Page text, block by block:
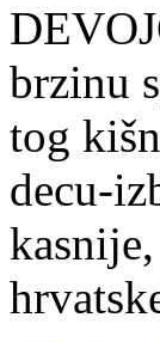
brzinu
tog
decu-